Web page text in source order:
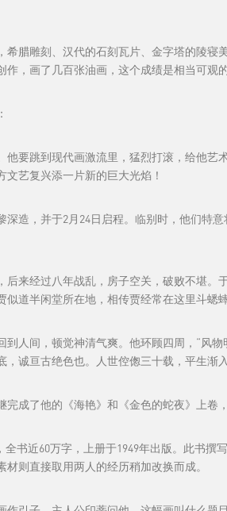
腊雕刻、汉代的石刻瓦片、金字塔的陵寝
，画了几百张油画，这个成绩是相当可观的
他要跳到现代画激流里，猛烈打滚，给他
艺复兴添一片新的巨大光焰！
造，并于2月24日启程。临别时，他们特
后来经过八年战乱，房子空关，破败不堪
道半闲堂所在地，相传贾经常在这里斗蟋蟀
到人间，顿觉神清气爽。他环顾四周，“风
诚亘古绝色也。人世倥偬三十载，平生渐
成了他的《海艳》和《金色的蛇夜》上卷
全书近60万字，上册于1949年出版。此书
则直接取用两人的经历稍加改换而成。